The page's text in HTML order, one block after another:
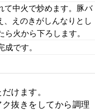
て中火で炒めます。豚バ
、えのきがしんなりとし
火から下ろします。
です。
けます。
抜きをしてから調理